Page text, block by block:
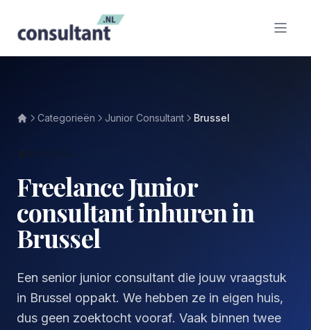
Categorieën Junior Consultant Brussel
Freelance Junior
consultant inhuren in
Brussel
Een senior junior consultant die jouw vraagstuk
in Brussel oppakt. We hebben ze in eigen huis,
dus geen zoektocht vooraf. Vaak binnen twee